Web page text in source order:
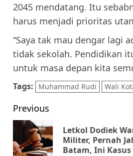
2045 mendatang. Itu
harus menjadi prioritas
“Saya tak mau dengar lagi
tidak sekolah. Pendidikan
untuk masa depan kita
Tags: Muhammad Rudi Wali
Post
navigation
Previous
Letkol Dodiek
Militer, Pernah
Batam, Ini